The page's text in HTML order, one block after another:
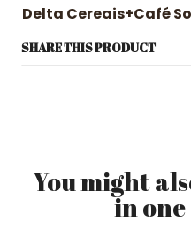
Delta Cereais+Café
SHARE THIS PRODUCT
You might
in